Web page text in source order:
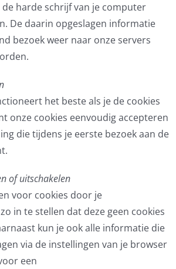
harde schrijf van je computer
De daarin opgeslagen informatie
bezoek weer naar onze servers
het beste als je de cookies
onze cookies eenvoudig accepteren
die tijdens je eerste bezoek aan de
of uitschakelen
voor cookies door je
in te stellen dat deze geen cookies
kun je ook alle informatie die
via de instellingen van je browser
een